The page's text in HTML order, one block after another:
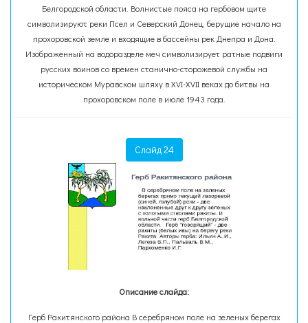
Белгородской области. Волнистые пояса на гербовом щите
символизируют реки Псел и Северский Донец, берущие начало на
прохоровской земле и входящие в бассейны рек Днепра и Дона.
Изображенный на водоразделе меч символизирует ратные подвиги
русских воинов со времен станично-сторожевой службы на
историческом Муравском шляху в XVI-XVII веках до битвы на
прохоровском поле в июле 1943 года.
Слайд 24
Описание слайда:
Герб Ракитянского района В серебряном поле на зеленых берегах